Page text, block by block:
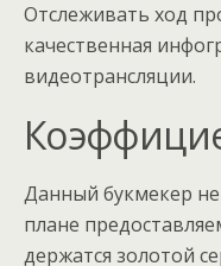
Отслеживать ход
качественная
видеотрансляции.
Данный букмекер
плане
держатся золотой